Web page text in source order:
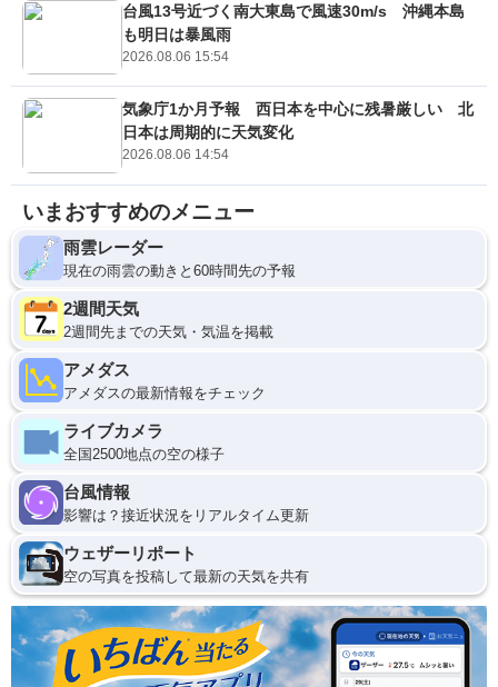
台風13号近づく南大東島で風速30m/s 沖縄本島
も明日は暴風雨
2026.08.06 15:54
気象庁1か月予報 西日本を中心に残暑厳しい 北
日本は周期的に天気変化
2026.08.06 14:54
いまおすすめのメニュー
雨雲レーダー
現在の雨雲の動きと60時間先の予報
2週間天気
2週間先までの天気・気温を掲載
アメダス
アメダスの最新情報をチェック
ライブカメラ
全国2500地点の空の様子
台風情報
影響は？接近状況をリアルタイム更新
ウェザーリポート
空の写真を投稿して最新の天気を共有